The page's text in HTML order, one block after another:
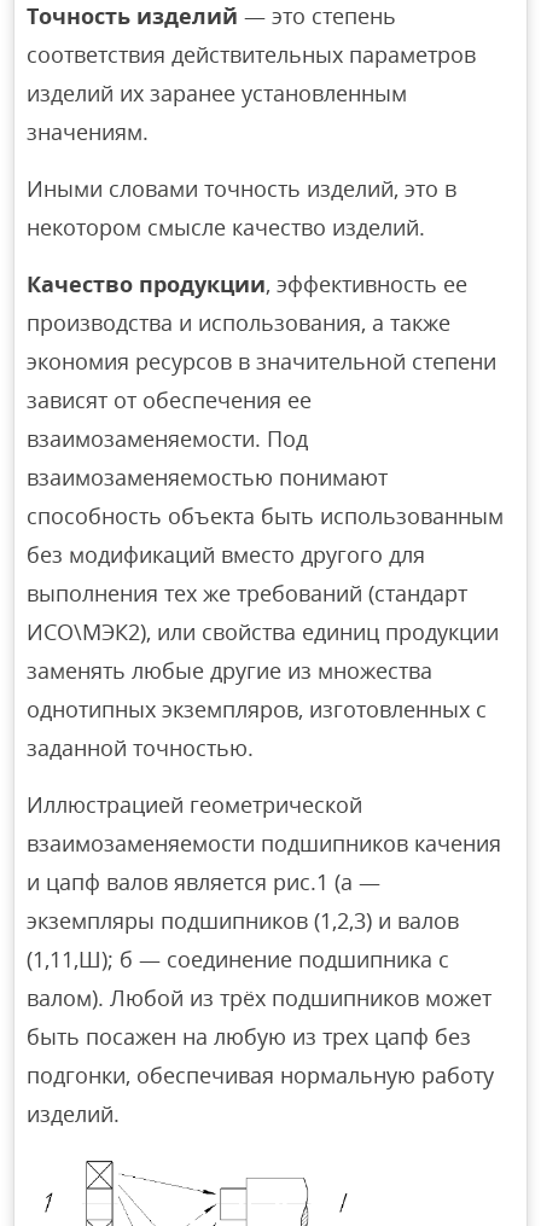
Точность изделий — это степень
соответствия действительных параметров
изделий их заранее установленным
значениям.
Иными словами точность изделий, это в
некотором смысле качество изделий.
Качество продукции, эффективность ее
производства и использования, а также
экономия ресурсов в значительной степени
зависят от обеспечения ее
взаимозаменяемости. Под
взаимозаменяемостью понимают
способность объекта быть использованным
без модификаций вместо другого для
выполнения тех же требований (стандарт
ИСО\МЭК2), или свойства единиц продукции
заменять любые другие из множества
однотипных экземпляров, изготовленных с
заданной точностью.
Иллюстрацией геометрической
взаимозаменяемости подшипников качения
и цапф валов является рис.1 (а —
экземпляры подшипников (1,2,3) и валов
(1,11,Ш); б — соединение подшипника с
валом). Любой из трёх подшипников может
быть посажен на любую из трех цапф без
подгонки, обеспечивая нормальную работу
изделий.